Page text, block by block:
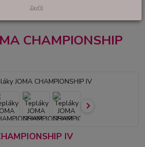
oblečení
CHAMPIONSHIP
IV
Zavřít